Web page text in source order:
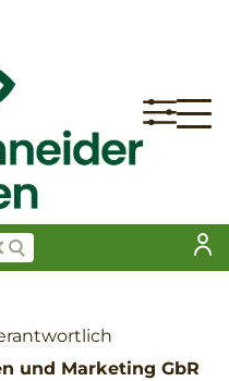
und Marketing GbR